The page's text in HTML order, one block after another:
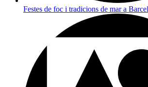
Festes de foc i tradicions de mar a